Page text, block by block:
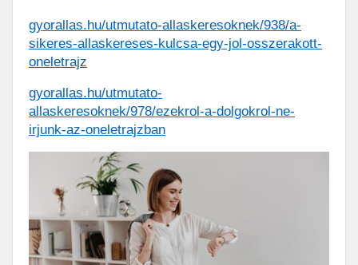
gyorallas.hu/utmutato-allaskeresoknek/938/a-
sikeres-allaskereses-kulcsa-egy-jol-osszerakott-
oneletrajz
gyorallas.hu/utmutato-
allaskeresoknek/978/ezekrol-a-dolgokrol-ne-
irjunk-az-oneletrajzban